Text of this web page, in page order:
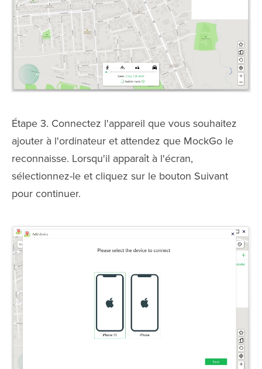
Étape 3. Connectez l'appareil que vous souhaitez
ajouter à l'ordinateur et attendez que MockGo le
reconnaisse. Lorsqu'il apparaît à l'écran,
sélectionnez-le et cliquez sur le bouton Suivant
pour continuer.